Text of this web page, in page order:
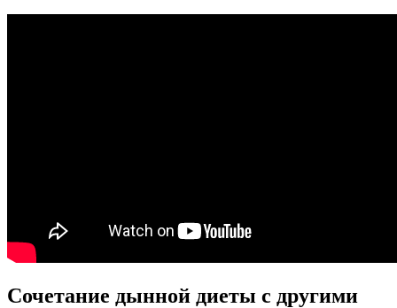
Сочетание дынной диеты с другими